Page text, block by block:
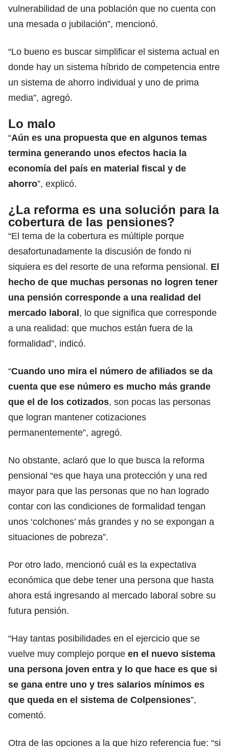
vulnerabilidad de una población que no cuenta con
una mesada o jubilación”, mencionó.
“Lo bueno es buscar simplificar el sistema actual en
donde hay un sistema híbrido de competencia entre
un sistema de ahorro individual y uno de prima
media”, agregó.
Lo malo
“Aún es una propuesta que en algunos temas
termina generando unos efectos hacia la
economía del país en material fiscal y de
ahorro”, explicó.
¿La reforma es una solución para la
cobertura de las pensiones?
“El tema de la cobertura es múltiple porque
desafortunadamente la discusión de fondo ni
siquiera es del resorte de una reforma pensional. El
hecho de que muchas personas no logren tener
una pensión corresponde a una realidad del
mercado laboral, lo que significa que corresponde
a una realidad: que muchos están fuera de la
formalidad”, indicó.
“Cuando uno mira el número de afiliados se da
cuenta que ese número es mucho más grande
que el de los cotizados, son pocas las personas
que logran mantener cotizaciones
permanentemente”, agregó.
No obstante, aclaró que lo que busca la reforma
pensional “es que haya una protección y una red
mayor para que las personas que no han logrado
contar con las condiciones de formalidad tengan
unos ‘colchones’ más grandes y no se expongan a
situaciones de pobreza”.
Por otro lado, mencionó cuál es la expectativa
económica que debe tener una persona que hasta
ahora está ingresando al mercado laboral sobre su
futura pensión.
“Hay tantas posibilidades en el ejercicio que se
vuelve muy complejo porque en el nuevo sistema
una persona joven entra y lo que hace es que si
se gana entre uno y tres salarios mínimos es
que queda en el sistema de Colpensiones”,
comentó.
Otra de las opciones a la que hizo referencia fue: “si